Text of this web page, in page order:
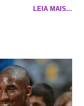
ainda é jovem.
diria o Marcelo
Ah, e quase
Se de fato há o
LEIA MAIS...